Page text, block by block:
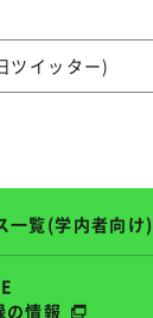
ツイッター)
一覧(学内者向け)
の情報